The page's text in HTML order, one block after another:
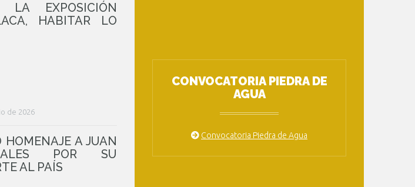
LA EXPOSICIÓN
HABITAR LO
de 2026
A JUAN
POR SU
AL PAÍS
CONVOCATORIA PIEDRA DE
AGUA
Convocatoria Piedra de Agua